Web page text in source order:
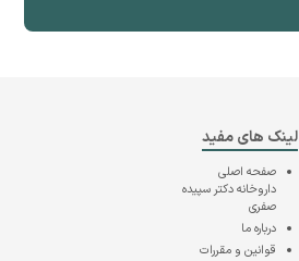
لینک های مفید
صفحه اصلی
داروخانه دکتر سپیده
صفری
درباره ما
قوانین و مقررات